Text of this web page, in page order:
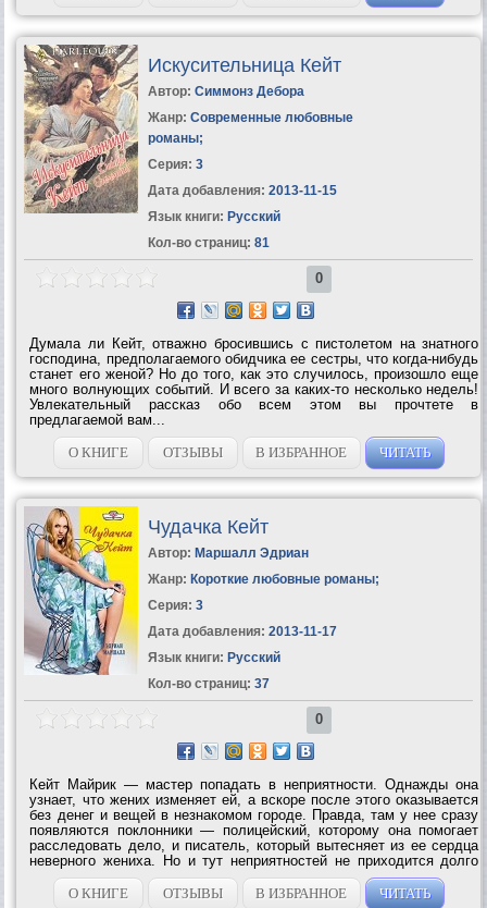
Искусительница Кейт
Автор: Симмонз Дебора
Жанр: Современные любовные
романы;
Серия: 3
Дата добавления: 2013-11-15
Язык книги: Русский
Кол-во страниц: 81
0
Думала ли Кейт, отважно бросившись с пистолетом на знатного
господина, предполагаемого обидчика ее сестры, что когда-нибудь
станет его женой? Но до того, как это случилось, произошло еще
много волнующих событий. И всего за каких-то несколько недель!
Увлекательный рассказ обо всем этом вы прочтете в
предлагаемой вам...
О КНИГЕ
ОТЗЫВЫ В ИЗБРАННОЕ ЧИТАТЬ
Чудачка Кейт
Автор: Маршалл Эдриан
Жанр: Короткие любовные романы;
Серия: 3
Дата добавления: 2013-11-17
Язык книги: Русский
Кол-во страниц: 37
0
Кейт Майрик — мастер попадать в неприятности. Однажды она
узнает, что жених изменяет ей, а вскоре после этого оказывается
без денег и вещей в незнакомом городе. Правда, там у нее сразу
появляются поклонники — полицейский, которому она помогает
расследовать дело, и писатель, который вытесняет из ее сердца
неверного жениха. Но и тут неприятностей не приходится долго
ждать. Впрочем, вслед за ними в жизни Кейт происходит, наконец,
весьма...О КНИГЕ ОТЗЫВЫ В ИЗБРАННОЕ ЧИТАТЬ